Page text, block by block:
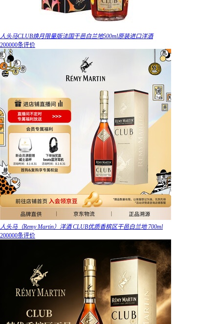
人头马CLUB焕月限量版法国干邑白兰地500ml原装进口洋酒
200000条评价
人头马（Remy Martin）洋酒 CLUB优质香槟区干邑白兰地 700ml
200000条评价